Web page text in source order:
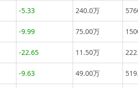
-5.33 240.0万
-9.99 75.00万
-22.65 11.50万
-9.63 49.00万